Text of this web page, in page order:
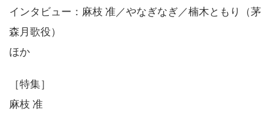
インタビュー：麻枝 准／やなぎなぎ／楠木ともり（茅
森月歌役）
ほか
［特集］
麻枝 准